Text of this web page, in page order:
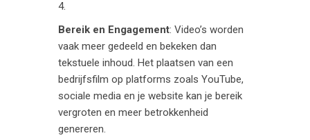
Bereik en Engagement: Video’s worden
vaak meer gedeeld en bekeken dan
tekstuele inhoud. Het plaatsen van een
bedrijfsfilm op platforms zoals YouTube,
sociale media en je website kan je bereik
vergroten en meer betrokkenheid
genereren.